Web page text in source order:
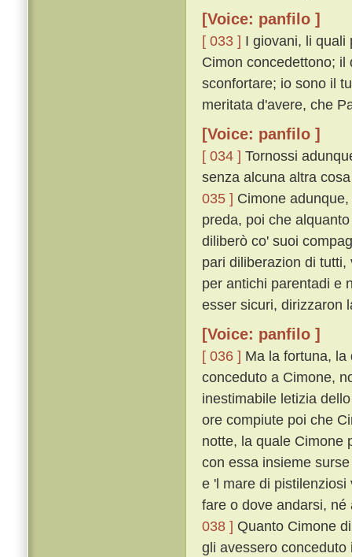
[Voice: panfilo ]
[ 033 ] I giovani, li quali
Cimon concedettono; il
sconfortare; io sono il
meritata d'avere, che
[Voice: panfilo ]
[ 034 ] Tornossi
senza alcuna altra
035 ] Cimone
preda, poi che
diliberò co' suoi
pari diliberazion di
per antichi parentadi e
esser sicuri, dirizzaron
[Voice: panfilo ]
[ 036 ] Ma la fortuna,
conceduto a Cimone,
inestimabile letizia
ore compiute poi che
notte, la quale Cimone
con essa insieme
e 'l mare di
fare o dove andarsi,
038 ] Quanto Cimone
gli avessero